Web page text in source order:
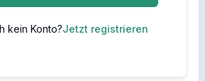
kein Konto?Jetzt registrieren